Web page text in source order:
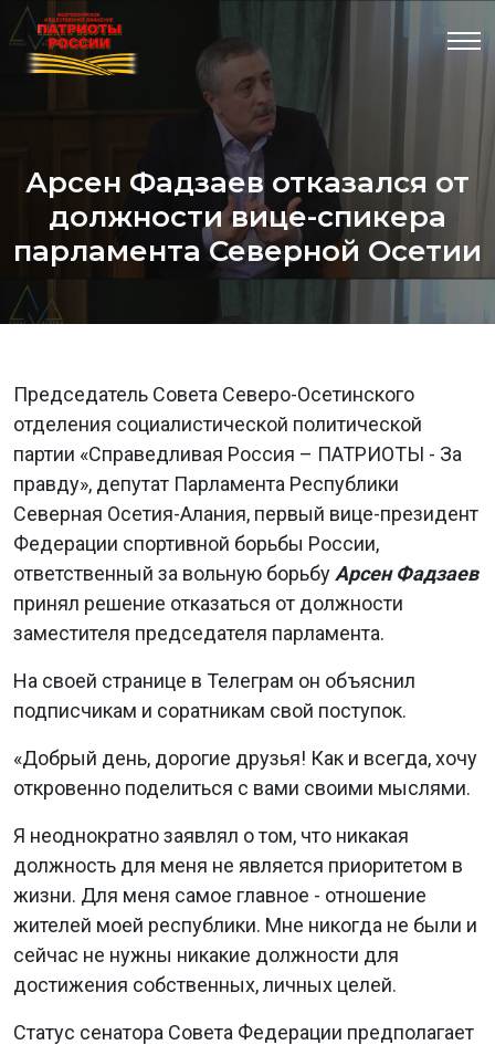
Арсен Фадзаев отказался от
должности вице-спикера
парламента Северной Осетии
Председатель Совета Северо-Осетинского
отделения социалистической политической
партии «Справедливая Россия – ПАТРИОТЫ - За
правду», депутат Парламента Республики
Северная Осетия-Алания, первый вице-президент
Федерации спортивной борьбы России,
ответственный за вольную борьбу Арсен Фадзаев
принял решение отказаться от должности
заместителя председателя парламента.
На своей странице в Телеграм он объяснил
подписчикам и соратникам свой поступок.
«Добрый день, дорогие друзья! Как и всегда, хочу
откровенно поделиться с вами своими мыслями.
Я неоднократно заявлял о том, что никакая
должность для меня не является приоритетом в
жизни. Для меня самое главное - отношение
жителей моей республики. Мне никогда не были и
сейчас не нужны никакие должности для
достижения собственных, личных целей.
Статус сенатора Совета Федерации предполагает